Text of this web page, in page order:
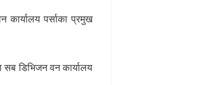
कार्यालय पर्साका प्रमुख
सब डिभिजन वन कार्यालय